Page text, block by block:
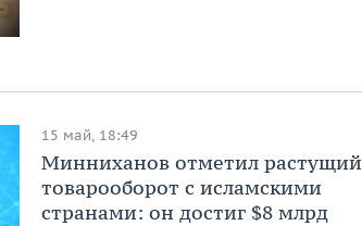
15 май, 18:49
Минниханов отметил растущий
товарооборот с исламскими
странами: он достиг $8 млрд